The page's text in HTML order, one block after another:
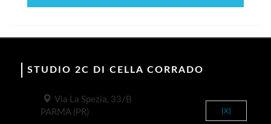
STUDIO 2C DI CELLA CORRADO
Via La Spezia, 33/B
PARMA (PR)
[X]